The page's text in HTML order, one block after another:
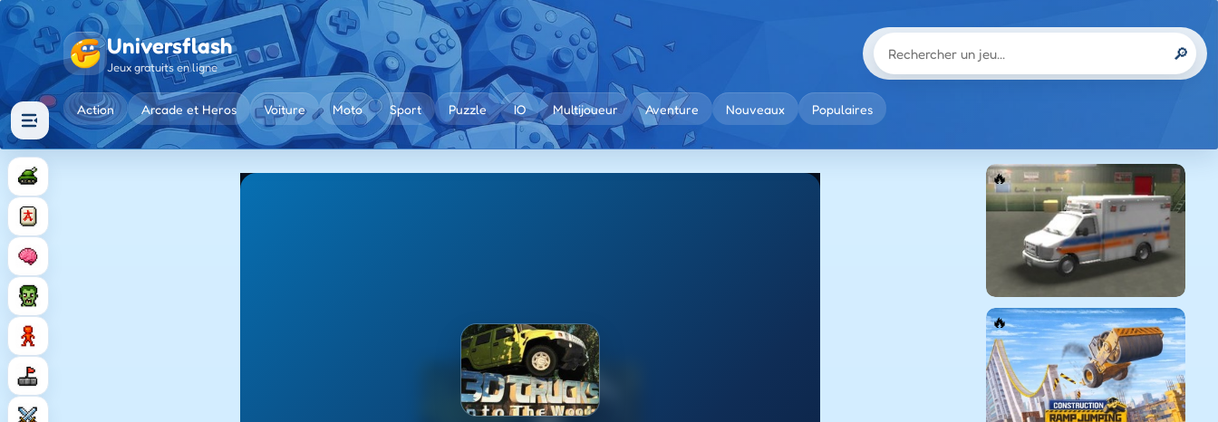
Universflash
Jeux gratuits en ligne
🔎
Action Arcade et Heros Voiture Moto Sport Puzzle IO Multijoueur Aventure Nouveaux Populaires